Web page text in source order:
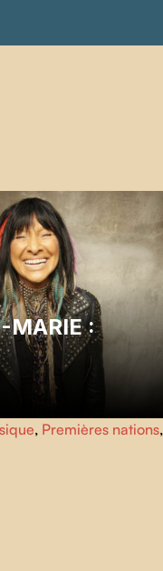
MARIE :
culturelle et musicale
et une militante pour les
parcours novateur.
, Premières nations,